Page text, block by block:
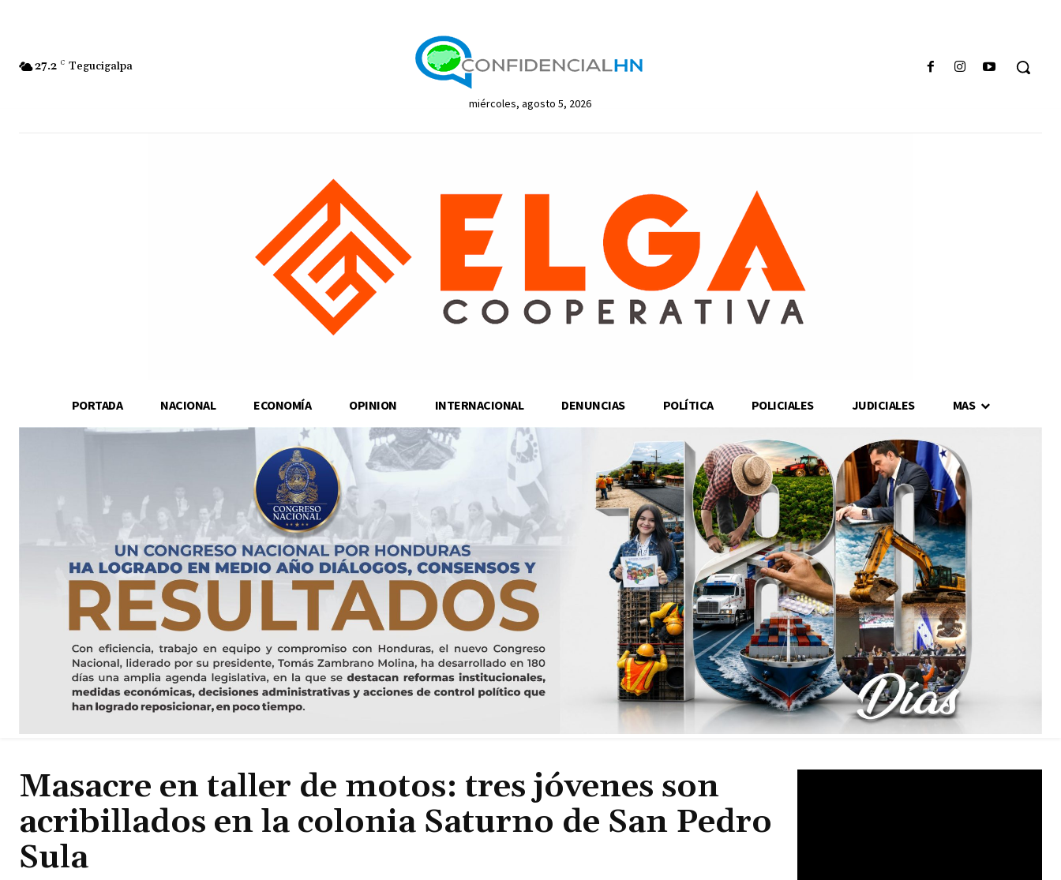
27.2 C Tegucigalpa
miércoles, agosto 5, 2026
PORTADA NACIONAL ECONOMÍA OPINION INTERNACIONAL DENUNCIAS POLÍTICA POLICIALES JUDICIALES MAS
Masacre en taller de motos: tres jóvenes son
acribillados en la colonia Saturno de San Pedro
Sula